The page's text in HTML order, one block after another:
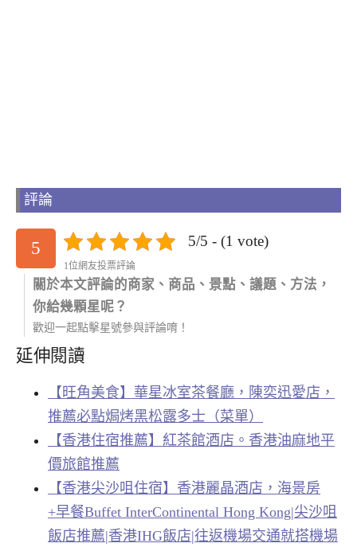
評論
5 5/5 - (1 vote)
1位網友投票評論
關於本文評論的商家、商品、景點、議題、方法，
你給幾顆星呢？
歡迎一起點擊星號參與評論唷！
延伸閱讀
【旺角美食】華星冰室茶餐廳，陳奕迅愛店，
推薦必點焗烤黑松露多士（菜單）
【香港住宿推薦】紅茶館酒店。香港油麻地平
價旅館推薦
【香港尖沙咀住宿】香港麗晶酒店，海景房
+早餐Buffet InterContinental Hong Kong|尖沙咀
飯店推薦|香港IHG飯店|往返機場交通就搭機場